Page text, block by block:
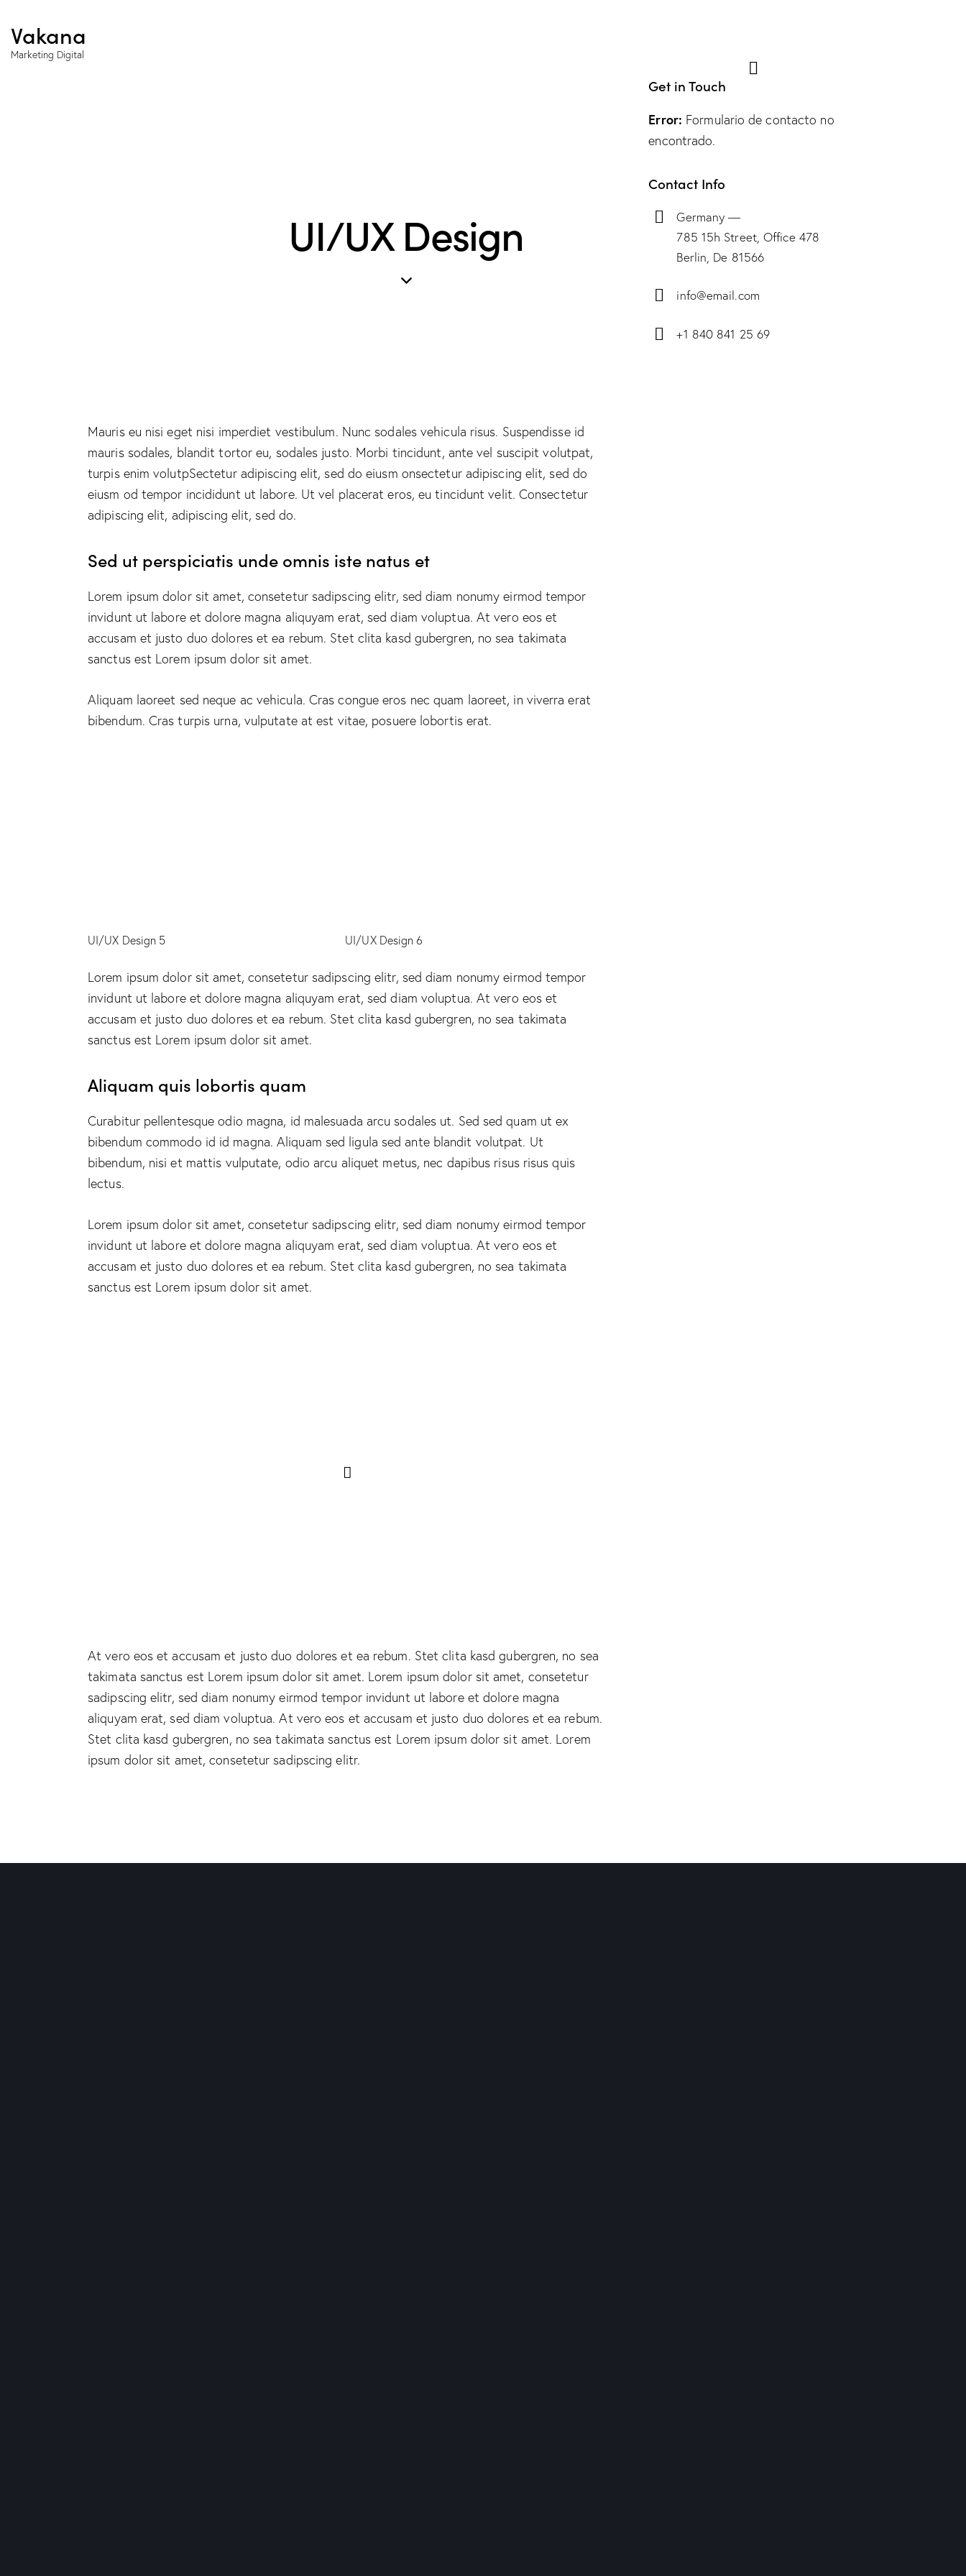
Vakana
Marketing Digital
UI/UX Design
Mauris eu nisi eget nisi imperdiet vestibulum. Nunc sodales vehicula risus. Suspendisse id
mauris sodales, blandit tortor eu, sodales justo. Morbi tincidunt, ante vel suscipit volutpat,
turpis enim volutpSectetur adipiscing elit, sed do eiusm onsectetur adipiscing elit, sed do
eiusm od tempor incididunt ut labore. Ut vel placerat eros, eu tincidunt velit. Consectetur
adipiscing elit, adipiscing elit, sed do.
Sed ut perspiciatis unde omnis iste natus et
Lorem ipsum dolor sit amet, consetetur sadipscing elitr, sed diam nonumy eirmod tempor
invidunt ut labore et dolore magna aliquyam erat, sed diam voluptua. At vero eos et
accusam et justo duo dolores et ea rebum. Stet clita kasd gubergren, no sea takimata
sanctus est Lorem ipsum dolor sit amet.
Aliquam laoreet sed neque ac vehicula. Cras congue eros nec quam laoreet, in viverra erat
bibendum. Cras turpis urna, vulputate at est vitae, posuere lobortis erat.
UI/UX Design 5 UI/UX Design 6
Lorem ipsum dolor sit amet, consetetur sadipscing elitr, sed diam nonumy eirmod tempor
invidunt ut labore et dolore magna aliquyam erat, sed diam voluptua. At vero eos et
accusam et justo duo dolores et ea rebum. Stet clita kasd gubergren, no sea takimata
sanctus est Lorem ipsum dolor sit amet.
Aliquam quis lobortis quam
Curabitur pellentesque odio magna, id malesuada arcu sodales ut. Sed sed quam ut ex
bibendum commodo id id magna. Aliquam sed ligula sed ante blandit volutpat. Ut
bibendum, nisi et mattis vulputate, odio arcu aliquet metus, nec dapibus risus risus quis
lectus.
Lorem ipsum dolor sit amet, consetetur sadipscing elitr, sed diam nonumy eirmod tempor
invidunt ut labore et dolore magna aliquyam erat, sed diam voluptua. At vero eos et
accusam et justo duo dolores et ea rebum. Stet clita kasd gubergren, no sea takimata
sanctus est Lorem ipsum dolor sit amet.
At vero eos et accusam et justo duo dolores et ea rebum. Stet clita kasd gubergren, no sea
takimata sanctus est Lorem ipsum dolor sit amet. Lorem ipsum dolor sit amet, consetetur
sadipscing elitr, sed diam nonumy eirmod tempor invidunt ut labore et dolore magna
aliquyam erat, sed diam voluptua. At vero eos et accusam et justo duo dolores et ea rebum.
Stet clita kasd gubergren, no sea takimata sanctus est Lorem ipsum dolor sit amet. Lorem
ipsum dolor sit amet, consetetur sadipscing elitr.
Get in Touch
Error: Formulario de contacto no
encontrado.
Contact Info
Germany —
785 15h Street, Office 478
Berlin, De 81566
info@email.com
+1 840 841 25 69